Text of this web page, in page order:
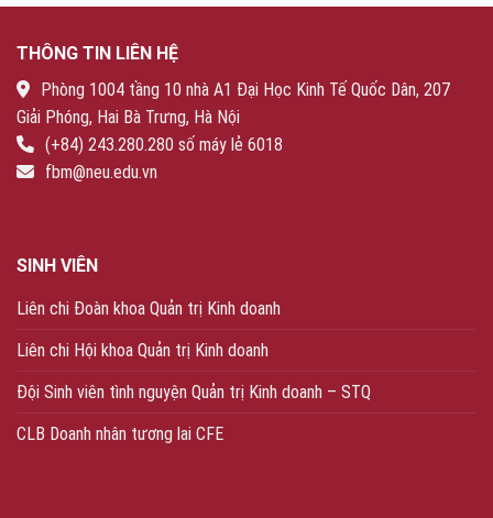
THÔNG TIN LIÊN HỆ
Phòng 1004 tầng 10 nhà A1 Đại Học Kinh Tế Quốc Dân, 207
Giải Phóng, Hai Bà Trưng, Hà Nội
(+84) 243.280.280 số máy lẻ 6018
fbm@neu.edu.vn
SINH VIÊN
Liên chi Đoàn khoa Quản trị Kinh doanh
Liên chi Hội khoa Quản trị Kinh doanh
Đội Sinh viên tình nguyện Quản trị Kinh doanh – STQ
CLB Doanh nhân tương lai CFE